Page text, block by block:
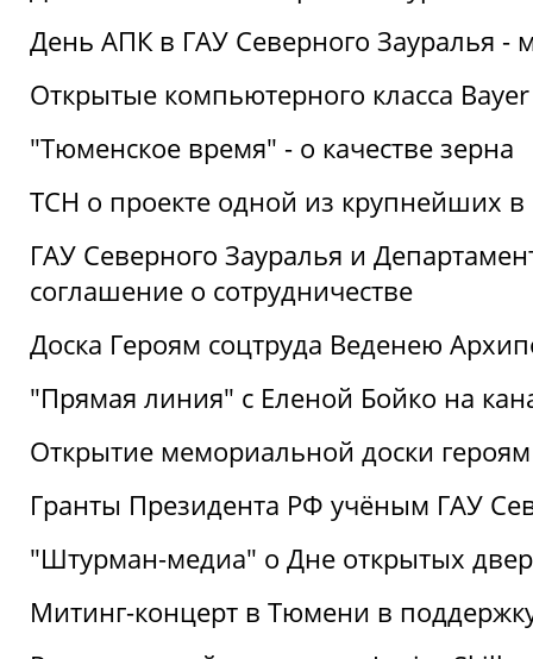
День АПК в ГАУ Северного Зауралья -
Открытые компьютерного класса Bayer
"Тюменское время" - о качестве зерна
ТСН о проекте одной из крупнейших
ГАУ Северного Зауралья и
соглашение о сотрудничестве
Доска Героям соцтруда Веденею
"Прямая линия" с Еленой Бойко на
Открытие мемориальной доски
Гранты Президента РФ учёным ГАУ
"Штурман-медиа" о Дне открытых
Митинг-концерт в Тюмени в